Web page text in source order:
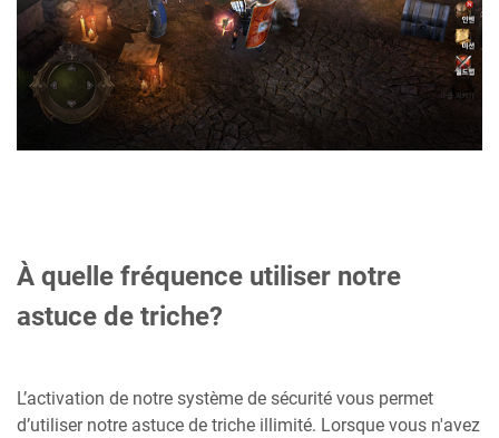
À quelle fréquence utiliser notre
astuce de triche?
L’activation de notre système de sécurité vous permet
d’utiliser notre astuce de triche illimité. Lorsque vous n'avez